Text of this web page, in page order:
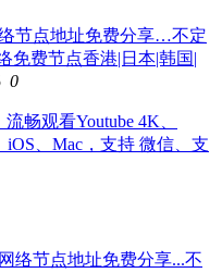
络节点地址免费分享…不定
费节点香港|日本|韩国|
0